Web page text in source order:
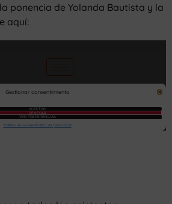
ponencia de Yolanda Bautista y la
aquí: